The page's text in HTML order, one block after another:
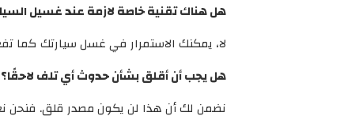
هل هناك تقنية خاصة لازمة عند غسيل
لا، يمكنك الاستمرار في غسل سيارتك كما
هل يجب أن أقلق بشأن حدوث أي تلف لاحقًا؟
نضمن لك أن هذا لن يكون مصدر قلق. فنحن